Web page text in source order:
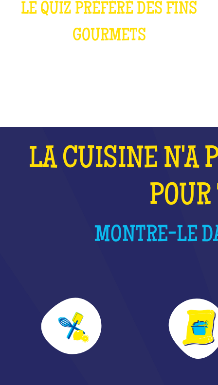
LE QUIZ PRÉFÉRÉ DES FINS
GOURMETS
LA CUISINE N'A
MONTRE-LE